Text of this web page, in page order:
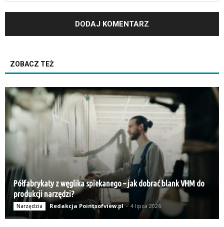
ZOBACZ TEŻ
Półfabrykaty z węglika spiekanego – jak dobrać blank VHM do
produkcji narzędzi?
Narzędzia Redakcja Pointsofview.pl - 4 lipca 2026